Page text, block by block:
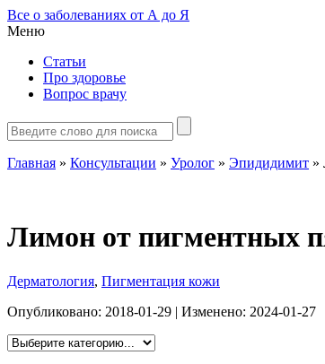
Все о заболеваниях от А до Я
Меню
Статьи
Про здоровье
Вопрос врачу
Главная » Консультации » Уролог » Эпидидимит »
Лимон от пигментных
Дерматология, Пигментация кожи
Опубликовано: 2018-01-29 | Изменено: 2024-01-27